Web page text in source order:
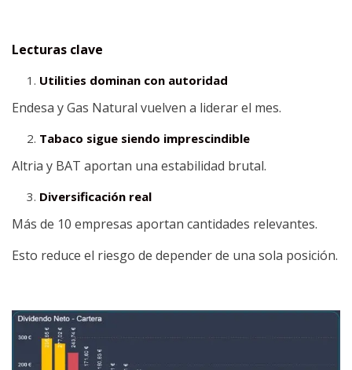
Lecturas clave
Utilities dominan con autoridad
Endesa y Gas Natural vuelven a liderar el mes.
Tabaco sigue siendo imprescindible
Altria y BAT aportan una estabilidad brutal.
Diversificación real
Más de 10 empresas aportan cantidades relevantes.
Esto reduce el riesgo de depender de una sola posición.